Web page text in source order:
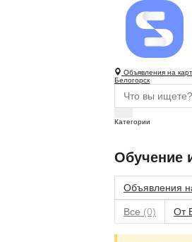
Объявления на
Белогорск
Категории
Обучение
Объявления
Все (0) От